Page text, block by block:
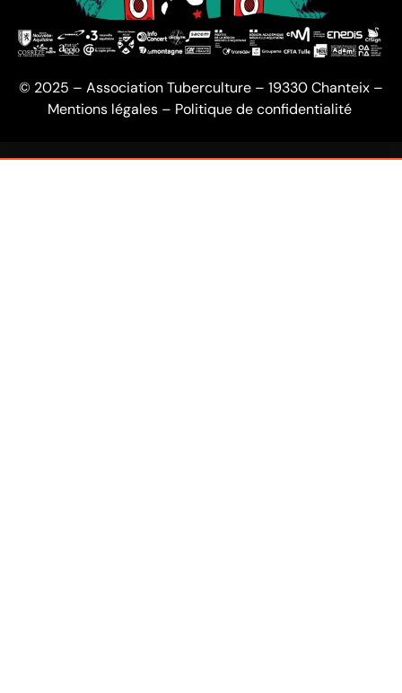
© 2025 – Association Tuberculture – 19330 Chanteix –
Mentions légales– Politique de confidentialité